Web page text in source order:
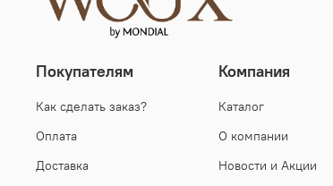
Покупателям
Как сделать заказ?
Оплата
Доставка
Компания
Каталог
О компании
Новости и Акции